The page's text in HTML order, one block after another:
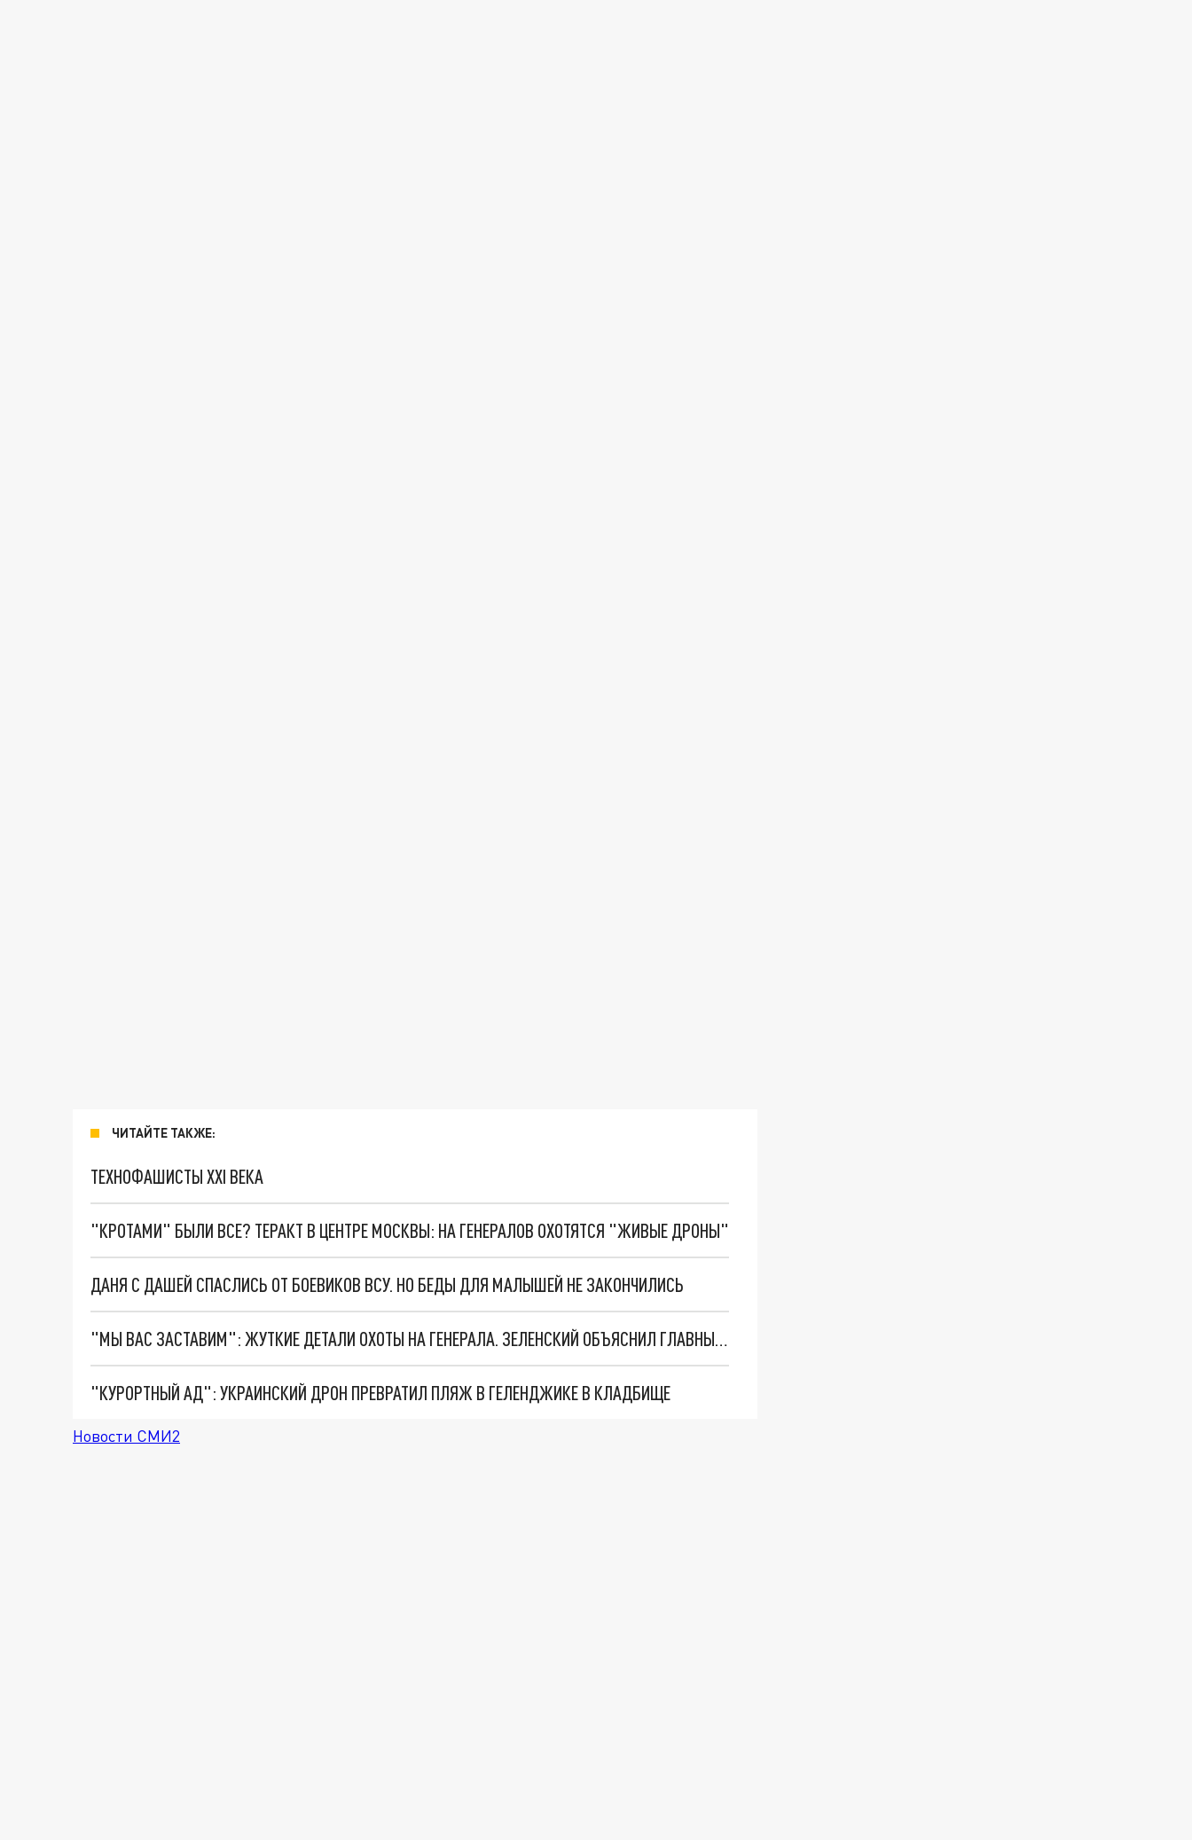
ЧИТАЙТЕ ТАКЖЕ:
ТЕХНОФАШИСТЫ XXI ВЕКА
"КРОТАМИ" БЫЛИ ВСЕ? ТЕРАКТ В ЦЕНТРЕ МОСКВЫ: НА ГЕНЕРАЛОВ ОХОТЯТСЯ "ЖИВЫЕ ДРОНЫ"
ДАНЯ С ДАШЕЙ СПАСЛИСЬ ОТ БОЕВИКОВ ВСУ. НО БЕДЫ ДЛЯ МАЛЫШЕЙ НЕ ЗАКОНЧИЛИСЬ
"МЫ ВАС ЗАСТАВИМ": ЖУТКИЕ ДЕТАЛИ ОХОТЫ НА ГЕНЕРАЛА. ЗЕЛЕНСКИЙ ОБЪЯСНИЛ ГЛАВНЫЙ СМЫСЛ ТЕРАКТА В ЦЕНТРЕ МОСКВЫ
"КУРОРТНЫЙ АД": УКРАИНСКИЙ ДРОН ПРЕВРАТИЛ ПЛЯЖ В ГЕЛЕНДЖИКЕ В КЛАДБИЩЕ
Новости СМИ2